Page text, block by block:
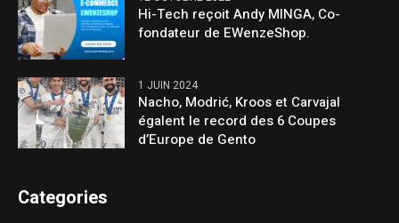
Hi-Tech reçoit Andy MINGA, Co-
fondateur de EWenzeShop.
1 JUIN 2024
Nacho, Modrić, Kroos et Carvajal
égalent le record des 6 Coupes
d’Europe de Gento
Categories